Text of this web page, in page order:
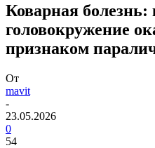
Коварная болезнь:
головокружение
признаком
От
mavit
-
23.05.2026
0
54